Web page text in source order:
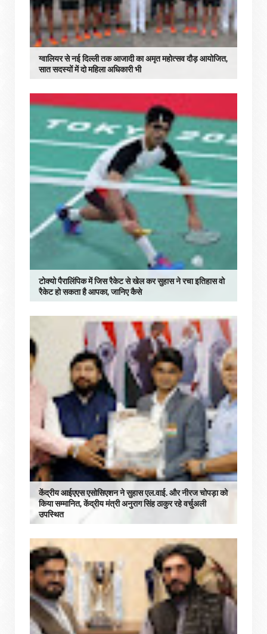
ग्वालियर से नई दिल्ली तक आजादी का अमृत महोत्सव दौड़ आयोजित,
सात सदस्यों में दो महिला अधिकारी भी
टोक्यो पैरालिंपिक में जिस रैकेट से खेल कर सुहास ने रचा इतिहास वो
रैकेट हो सकता है आपका, जानिए कैसे
केंद्रीय आईएएस एसोसिएशन ने सुहास एल.वाई. और नीरज चोपड़ा को
किया सम्मानित, केंद्रीय मंत्री अनुराग सिंह ठाकुर रहे वर्चुअली
उपस्थित